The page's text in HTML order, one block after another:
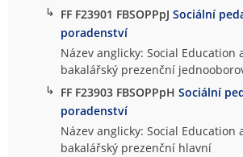
↳ FF F23901 FBSOPPpJSociální
poradenství
Název anglicky: Social Education
bakalářský prezenční
↳ FF F23903 FBSOPPpHSociální
poradenství
Název anglicky: Social Education
bakalářský prezenční hlavní